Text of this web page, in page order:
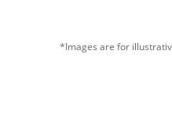
*Images are for